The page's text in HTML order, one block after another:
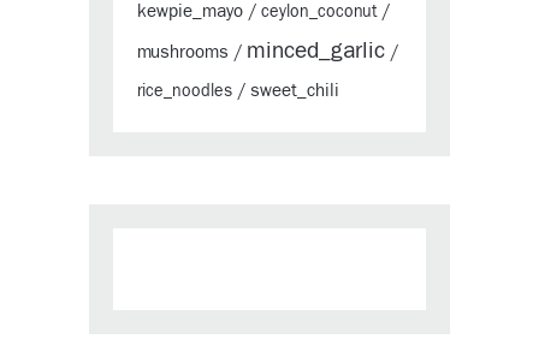
kewpie_mayo / ceylon_coconut /
mushrooms / minced_garlic /
rice_noodles / sweet_chili